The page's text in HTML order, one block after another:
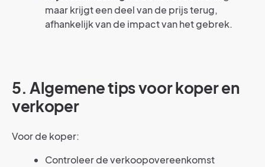
maar krijgt een deel van de prijs terug,
afhankelijk van de impact van het gebrek.
5. Algemene tips voor koper en
verkoper
Voor de koper:
Controleer de verkoopovereenkomst